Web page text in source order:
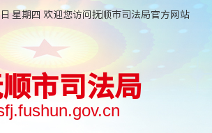
星期四 欢迎您访问抚顺市司法局官方网站
市司法局